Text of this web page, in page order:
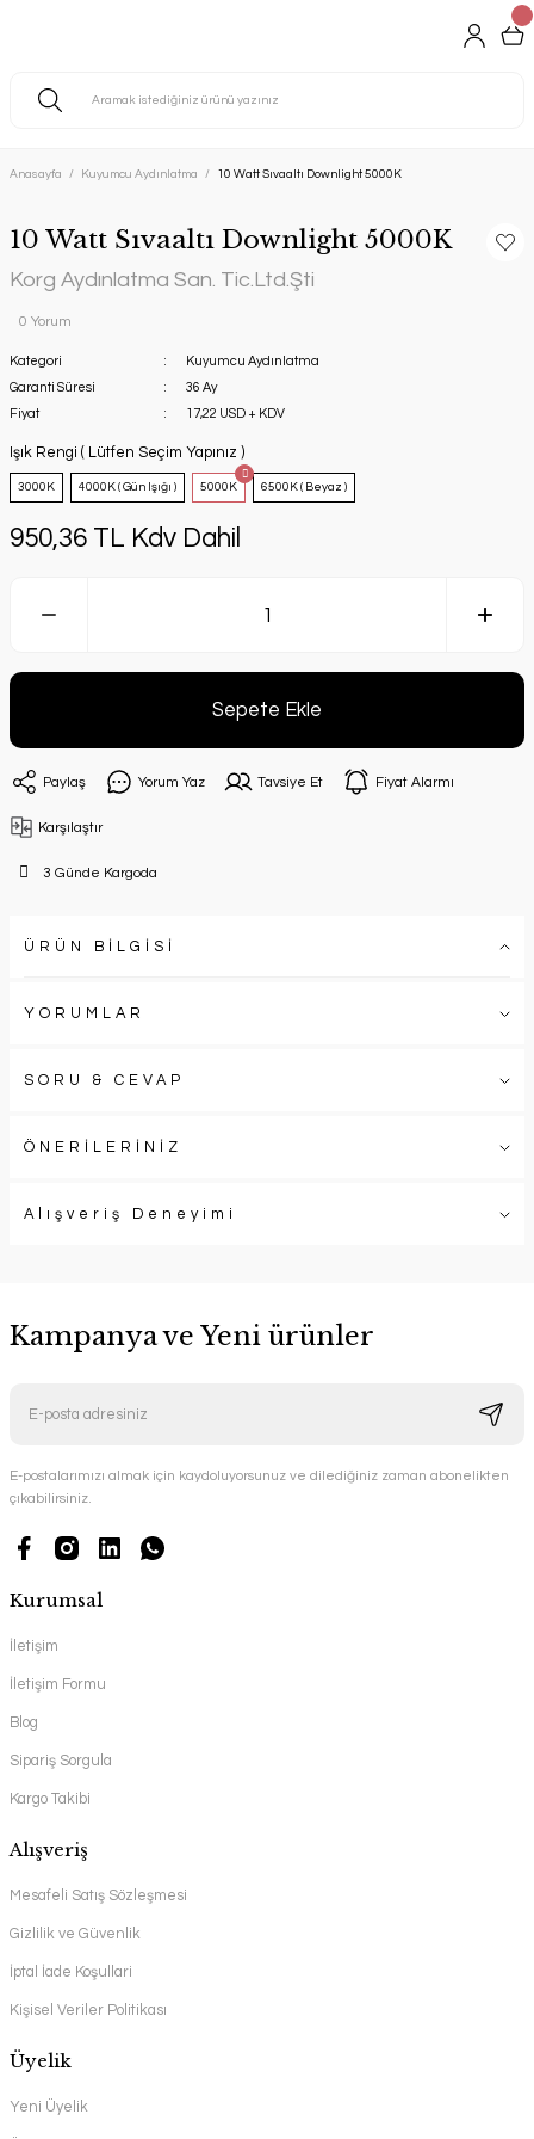
Anasayfa Kuyumcu Aydınlatma 10 Watt Sıvaaltı Downlight 5000K
10 Watt Sıvaaltı Downlight 5000K
Korg Aydınlatma San. Tic.Ltd.Şti
0 Yorum
Kategori
Kuyumcu Aydınlatma
Garanti Süresi
36 Ay
Fiyat
17,22 USD + KDV
Işık Rengi ( Lütfen Seçim Yapınız )
3000K 4000K ( Gün Işığı ) 5000K 6500K ( Beyaz )
950,36 TL Kdv Dahil
Sepete Ekle
Paylaş Yorum Yaz Tavsiye Et Fiyat Alarmı
Karşılaştır
3 Günde Kargoda
ÜRÜN BİLGİSİ
YORUMLAR
SORU & CEVAP
ÖNERİLERİNİZ
Alışveriş Deneyimi
Kampanya ve Yeni ürünler
E-postalarımızı almak için kaydoluyorsunuz ve dilediğiniz zaman abonelikten
çıkabilirsiniz.
Kurumsal
İletişim
İletişim Formu
Blog
Sipariş Sorgula
Kargo Takibi
Alışveriş
Mesafeli Satış Sözleşmesi
Gizlilik ve Güvenlik
İptal İade Koşullari
Kişisel Veriler Politikası
Üyelik
Yeni Üyelik